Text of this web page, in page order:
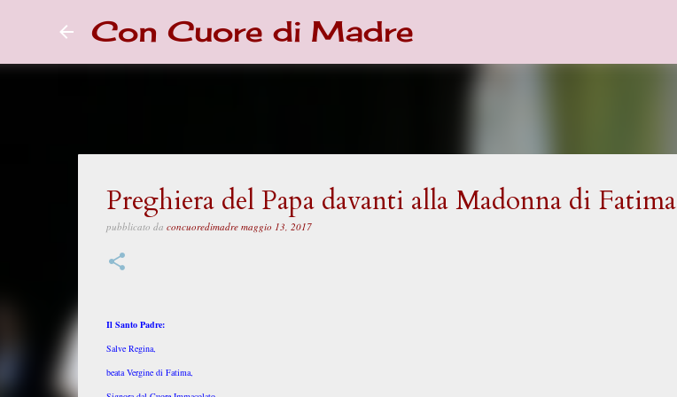
Con Cuore di Madre
Preghiera del Papa davanti alla Madonna di Fatima
pubblicato da concuoredimadre maggio 13, 2017
Il Santo Padre:
Salve Regina,
beata Vergine di Fatima,